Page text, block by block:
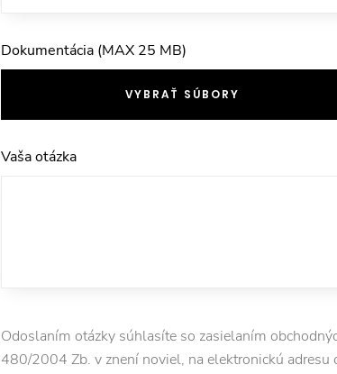
Dokumentácia (MAX 25 MB)
VYBRAŤ SÚBORY
Vaša otázka
Odoslaním otázky súhlasíte so zasielaním
480/2004 Zb. v znení noviel, na elektronickú